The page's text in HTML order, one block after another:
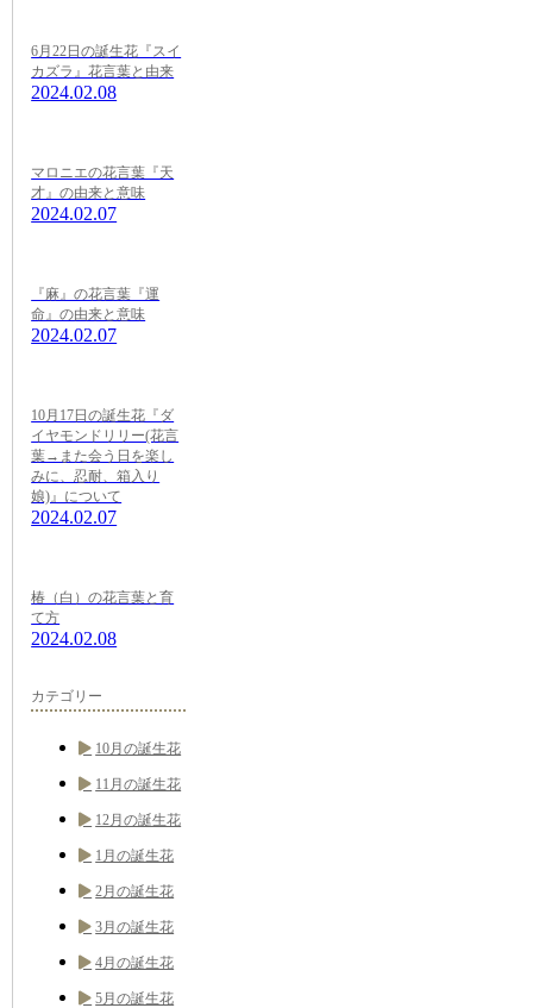
6月22日の誕生花『スイ
カズラ』花言葉と由来
2024.02.08
マロニエの花言葉『天
才』の由来と意味
2024.02.07
『麻』の花言葉『運
命』の由来と意味
2024.02.07
10月17日の誕生花『ダ
イヤモンドリリー(花言
葉→また会う日を楽し
みに、忍耐、箱入り
娘)』について
2024.02.07
椿（白）の花言葉と育
て方
2024.02.08
カテゴリー
10月の誕生花
11月の誕生花
12月の誕生花
1月の誕生花
2月の誕生花
3月の誕生花
4月の誕生花
5月の誕生花